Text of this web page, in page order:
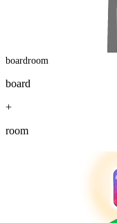
boardroom
board
+
room